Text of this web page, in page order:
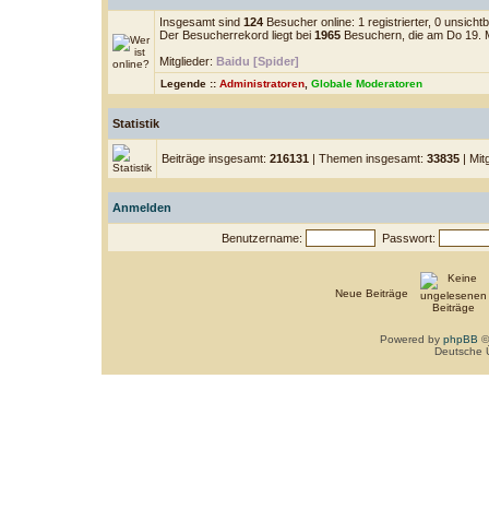
Insgesamt sind 124 Besucher online: 1 registrierter, 0
Der Besucherrekord liegt bei 1965 Besuchern, die am Do 19.
Mitglieder: Baidu [Spider]
Legende :: Administratoren Globale Moderatoren
Statistik
Beiträge insgesamt: 216131 | Themen insgesamt: 33835 |
Anmelden
Benutzername: Passwort:
Neue Beiträge
Powered by phpBB
Deutsche